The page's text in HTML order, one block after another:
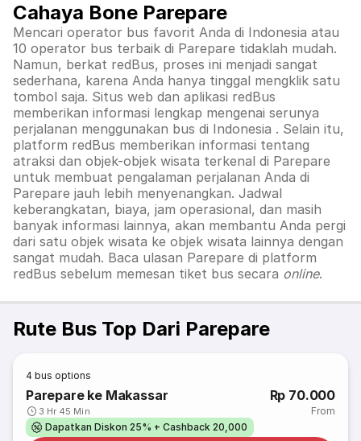
Cahaya Bone Parepare
Mencari operator bus favorit Anda di Indonesia atau
10 operator bus terbaik di Parepare tidaklah mudah.
Namun, berkat redBus, proses ini menjadi sangat
sederhana, karena Anda hanya tinggal mengklik satu
tombol saja. Situs web dan aplikasi redBus
memberikan informasi lengkap mengenai serunya
perjalanan menggunakan bus di Indonesia . Selain itu,
platform redBus memberikan informasi tentang
atraksi dan objek-objek wisata terkenal di Parepare
untuk membuat pengalaman perjalanan Anda di
Parepare jauh lebih menyenangkan. Jadwal
keberangkatan, biaya, jam operasional, dan masih
banyak informasi lainnya, akan membantu Anda pergi
dari satu objek wisata ke objek wisata lainnya dengan
sangat mudah. Baca ulasan Parepare di platform
redBus sebelum memesan tiket bus secara online.
Rute Bus Top Dari Parepare
4 bus options
Parepare ke Makassar
3 Hr 45 Min
Rp 70.000
From
Dapatkan Diskon 25% + Cashback 20,000